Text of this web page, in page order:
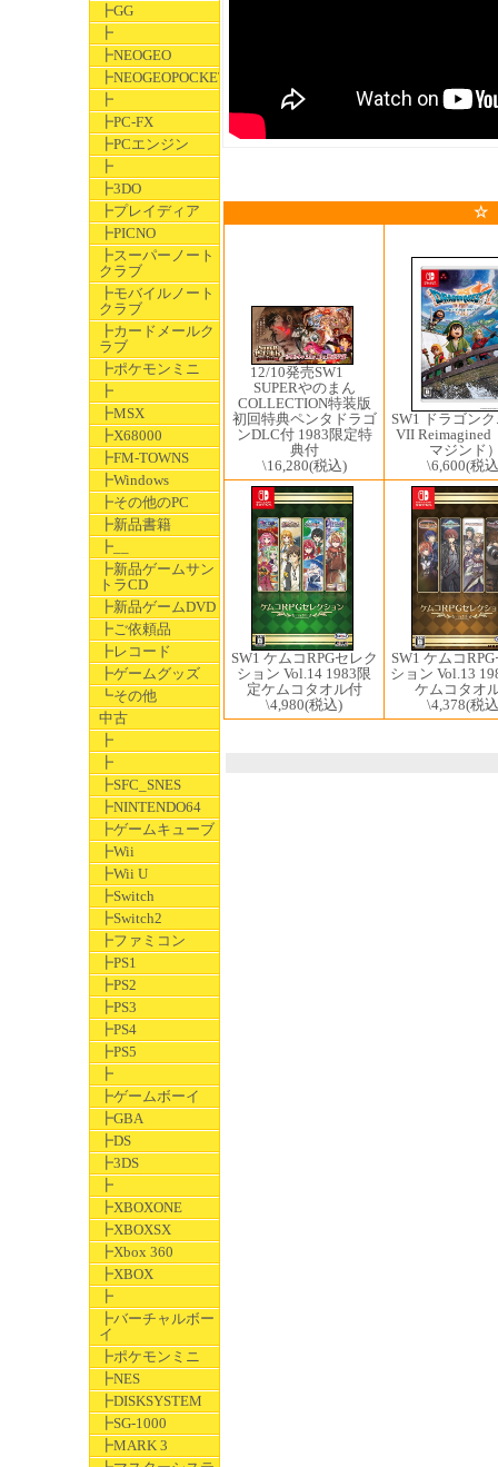
┣GG
┣
┣NEOGEO
┣NEOGEOPOCKET
┣
┣PC-FX
┣PCエンジン
┣
┣3DO
┣プレイディア
┣PICNO
┣スーパーノート
クラブ
┣モバイルノート
クラブ
┣カードメールク
ラブ
┣ポケモンミニ
┣
┣MSX
┣X68000
┣FM-TOWNS
┣Windows
┣その他のPC
┣新品書籍
┣__
┣新品ゲームサン
トラCD
┣新品ゲームDVD
┣ご依頼品
┣レコード
┣ゲームグッズ
┗その他
中古
┣
┣
┣SFC_SNES
┣NINTENDO64
┣ゲームキューブ
┣Wii
┣Wii U
┣Switch
┣Switch2
┣ファミコン
┣PS1
┣PS2
┣PS3
┣PS4
┣PS5
┣
┣ゲームボーイ
┣GBA
┣DS
┣3DS
┣
┣XBOXONE
┣XBOXSX
┣Xbox 360
┣XBOX
┣
┣バーチャルボー
イ
┣ポケモンミニ
┣NES
┣DISKSYSTEM
┣SG-1000
┣MARK 3
☆
12/10発売SW1 ​
SUPERやのまん
COLLECTION特装版
初回特典ペンタドラゴ
ンDLC付 1983限定特
典付
\16,280(税込)
SW1 ドラゴン
VII Reimagined
マジンド
\6,600(税
SW1 ケムコRPGセレク
ション Vol.14 1983限
定ケムコタオル付
\4,980(税込)
SW1 ケムコ
ション Vol.13
ケムコタオ
\4,378(税